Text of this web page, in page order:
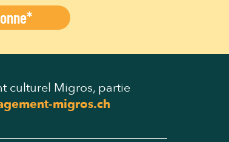
culturel Migros, partie
migros.ch